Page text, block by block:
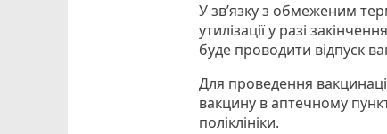
У зв’язку з обмеженим
утилізації у разі
буде проводити відпуск
Для проведення
вакцину в аптечному
поліклініки.